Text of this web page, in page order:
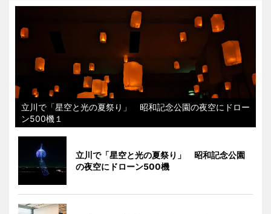
立川で「星空と光の夏祭り」 昭和記念公園の夜空にドロー
ン500機１
立川で「星空と光の夏祭り」 昭和記念公園
の夜空にドローン500機